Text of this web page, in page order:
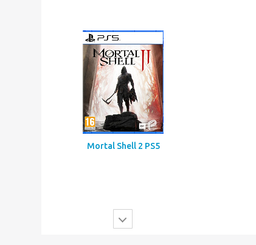
Mortal Shell 2 PS5